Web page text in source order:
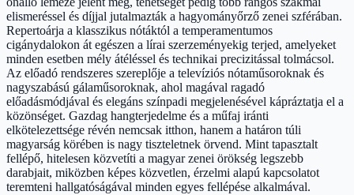
elismeréssel és díjjal jutalmazták a hagyományőrző zenei szférában.
Repertoárja a klasszikus nótáktól a temperamentumos
cigánydalokon át egészen a lírai szerzeményekig terjed, amelyeket
minden esetben mély átéléssel és technikai precizitással tolmácsol.
Az előadó rendszeres szereplője a televíziós nótaműsoroknak és
nagyszabású gálaműsoroknak, ahol magával ragadó
előadásmódjával és elegáns színpadi megjelenésével kápráztatja el a
közönséget. Gazdag hangterjedelme és a műfaj iránti
elkötelezettsége révén nemcsak itthon, hanem a határon túli
magyarság körében is nagy tiszteletnek örvend. Mint tapasztalt
fellépő, hitelesen közvetíti a magyar zenei örökség legszebb
darabjait, miközben képes közvetlen, érzelmi alapú kapcsolatot
teremteni hallgatóságával minden egyes fellépése alkalmával.